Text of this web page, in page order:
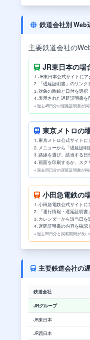
鉄道会社別 Web
主要鉄道会社の
JR東日本の場
JR東日本公式サイトに
「遅延証明書」のリンク
対象の路線と日付を選択
表示された遅延証明書を
※ 過去45日分の遅延証明書が掲
東京メトロの
東京メトロ公式サイトに
メニューから「遅延証明
路線を選び、該当する日
画面を印刷するか、スク
※ 過去35日分の遅延証明書が掲
小田急電鉄の
小田急電鉄公式サイトに
「運行情報・遅延証明書
カレンダーから該当日を
遅延証明書の内容を確認
※ 過去90日分と掲載期間が長い
主要鉄道会社の
鉄道会社
JRグループ
JR東日本
JR西日本